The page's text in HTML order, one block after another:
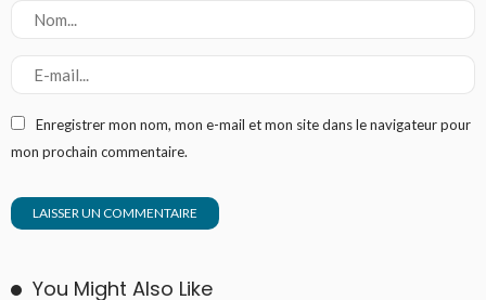
Enregistrer mon nom, mon e-mail et mon site dans le navigateur pour
mon prochain commentaire.
You Might Also Like